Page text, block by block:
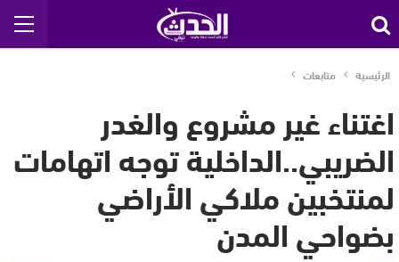
الرئيسية متابعات
اغتناء غير مشروع والغدر
الضريبي..الداخلية توجه اتهامات
لمنتخبين ملاكي الأراضي
بضواحي المدن